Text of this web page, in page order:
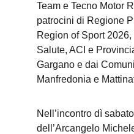
Team e Tecno Motor
patrocini di Regione
Region of Sport
Salute, ACI e
Gargano e dai
Manfredonia e
Nell’incontro dì
dell’Arcangelo